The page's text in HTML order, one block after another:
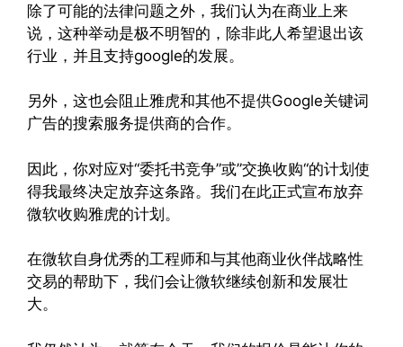
除了可能的法律问题之外，我们认为在商业上来
说，这种举动是极不明智的，除非此人希望退出该
行业，并且支持google的发展。
另外，这也会阻止雅虎和其他不提供Google关键词
广告的搜索服务提供商的合作。
因此，你对应对“委托书竞争”或”交换收购“的计划使
得我最终决定放弃这条路。我们在此正式宣布放弃
微软收购雅虎的计划。
在微软自身优秀的工程师和与其他商业伙伴战略性
交易的帮助下，我们会让微软继续创新和发展壮
大。